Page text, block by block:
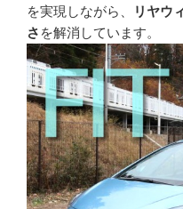
を実現しながら、
リヤウ
さ を解消しています。